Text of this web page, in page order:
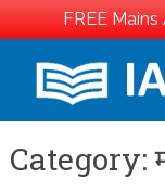
FREE
content
Category: